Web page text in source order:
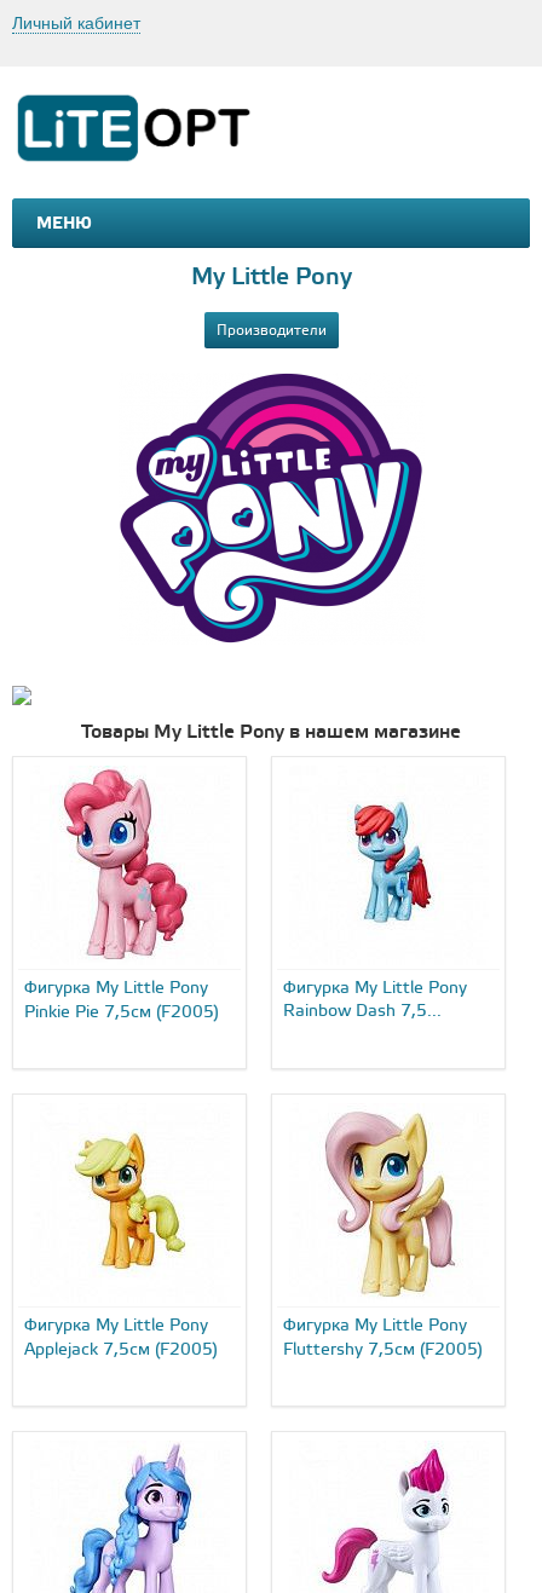
Личный кабинет
МЕНЮ
МАШИНКИ И МОТОЦИКЛЫ
My Little Pony
Производители
Товары My Little Pony в нашем магазине
Фигурка My Little Pony
Pinkie Pie 7,5см (F2005)
Фигурка My Little Pony
Rainbow Dash 7,5...
Фигурка My Little Pony
Applejack 7,5см (F2005)
Фигурка My Little Pony
Fluttershy 7,5см (F2005)